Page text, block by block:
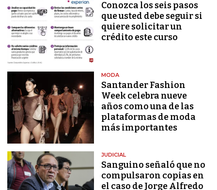
Conozca los seis pasos
que usted debe seguir si
quiere solicitar un
crédito este curso
MODA
Santander Fashion
Week celebra nueve
años como una de las
plataformas de moda
más importantes
JUDICIAL
Sanguino señaló que no
compulsaron copias en
el caso de Jorge Alfredo